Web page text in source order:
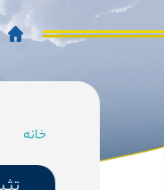
مسیر
خانه